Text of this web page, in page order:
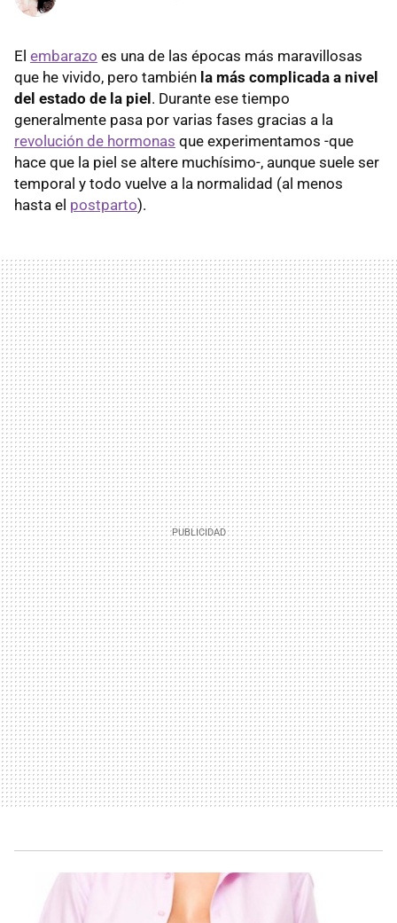
El embarazo es una de las épocas más maravillosas
que he vivido, pero también la más complicada a nivel
del estado de la piel. Durante ese tiempo
generalmente pasa por varias fases gracias a la
revolución de hormonas que experimentamos -que
hace que la piel se altere muchísimo-, aunque suele ser
temporal y todo vuelve a la normalidad (al menos
hasta el postparto).